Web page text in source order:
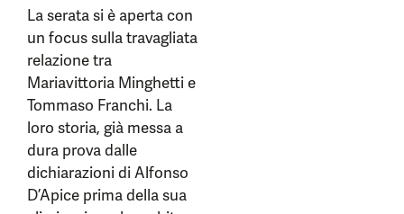
La serata si è aperta con
un focus sulla travagliata
relazione tra
Mariavittoria Minghetti e
Tommaso Franchi. La
loro storia, già messa a
dura prova dalle
dichiarazioni di Alfonso
D’Apice prima della sua